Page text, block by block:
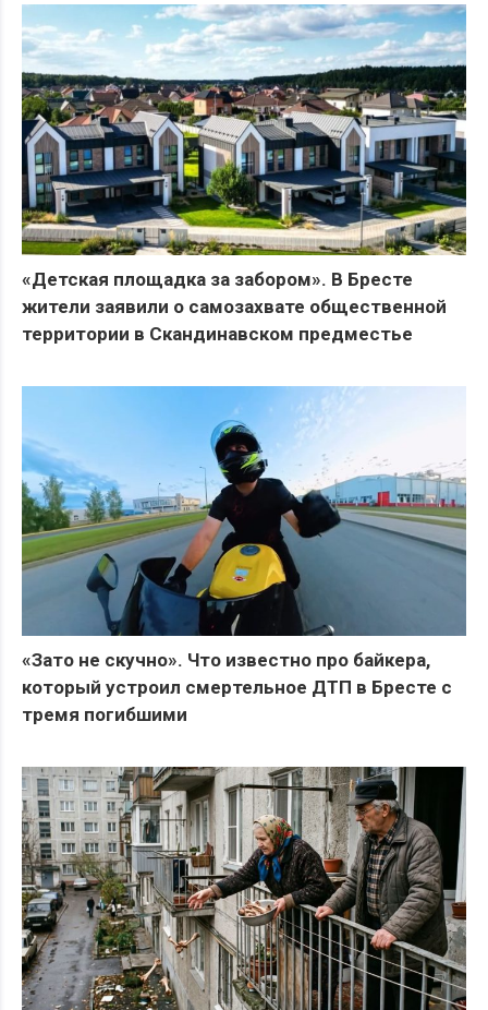
«Детская площадка за забором». В Бресте
жители заявили о самозахвате общественной
территории в Скандинавском предместье
«Зато не скучно». Что известно про байкера,
который устроил смертельное ДТП в Бресте с
тремя погибшими